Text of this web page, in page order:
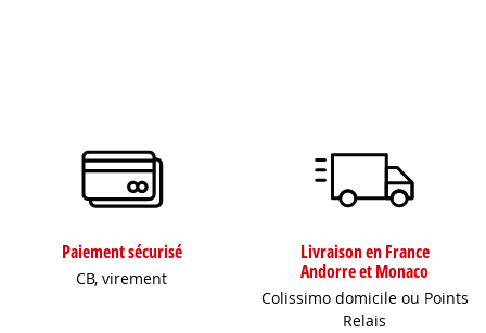
Paiement sécurisé
CB, virement
Livraison en France
Andorre et Monaco
Colissimo domicile ou Points
Relais